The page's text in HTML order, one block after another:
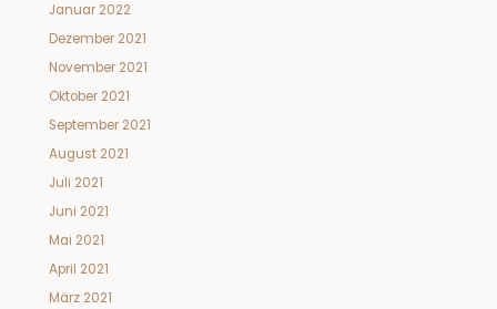
Januar 2022
Dezember 2021
November 2021
Oktober 2021
September 2021
August 2021
Juli 2021
Juni 2021
Mai 2021
April 2021
März 2021